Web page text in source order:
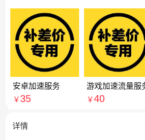
安卓加速服务
￥ 35
游戏加速流量服
￥40
详情